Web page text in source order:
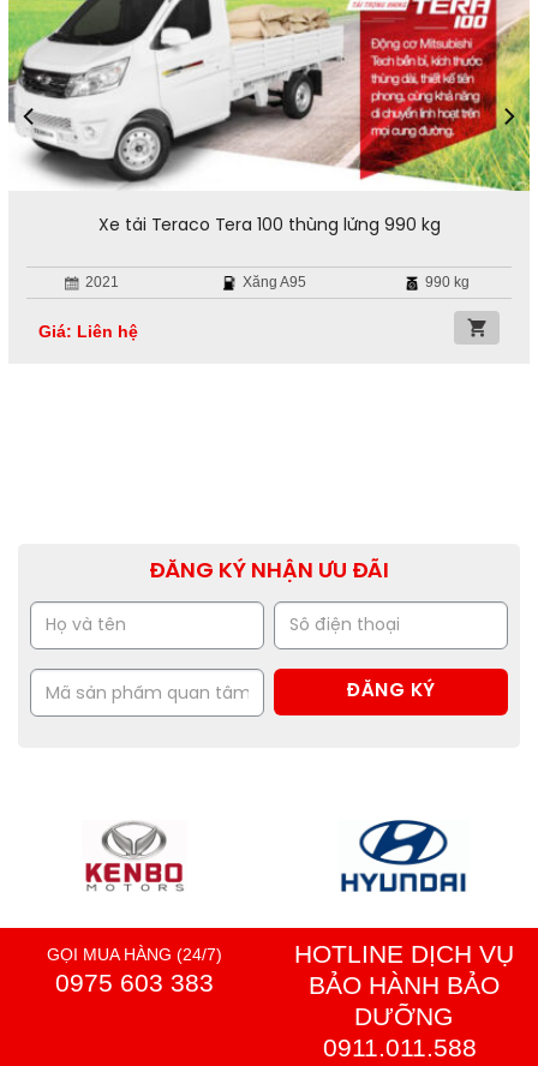
Xe tải Teraco Tera 100 thùng lửng 990 kg
2021 Xăng A95 990 kg
Giá: Liên hệ
ĐĂNG KÝ NHẬN ƯU ĐÃI
GỌI MUA HÀNG (24/7)
0975 603 383
HOTLINE DỊCH VỤ
BẢO HÀNH BẢO
DƯỠNG
0911.011.588